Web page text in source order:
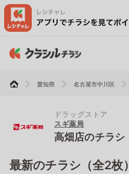
愛知県 名古屋市中川区
ドラッグストア
スギ薬局
高畑店のチラシ
最新のチラシ（全2枚）